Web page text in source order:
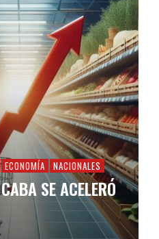
ECONOMÍA NACIONALES
SE ACELERÓ